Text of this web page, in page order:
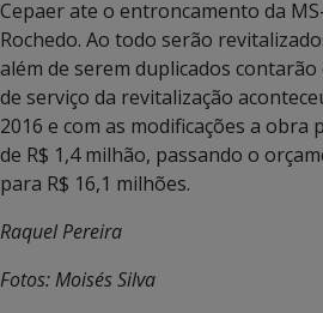
Cepaer ate o entroncamento da
Rochedo. Ao todo serão
além de serem duplicados contarão
de serviço da revitalização
2016 e com as modificações a obra
de R$ 1,4 milhão, passando o
para R$ 16,1 milhões.
Raquel Pereira
Fotos: Moisés Silva